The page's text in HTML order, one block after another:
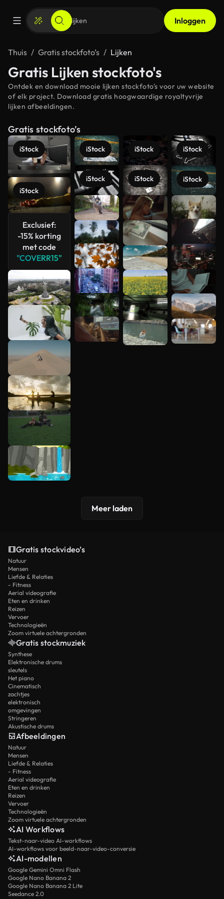
Inloggen
Thuis Gratis stockfoto’s Lijken
Gratis Lijken stockfoto's
Ontdek en download mooie lijken stockfoto's voor uw website
of elk project. Download gratis hoogwaardige royaltyvrije
lijken afbeeldingen.
Gratis stockfoto’s
iStock
iStock
Exclusief:
-15% korting
met code
"COVERR15"
iStock
iStock
iStock
iStock
iStock
iStock
Meer
bekijken
Meer laden
Gratis stockvideo’s
Natuur
Mensen
Liefde & Relaties
- Fitness
Aerial videografie
Eten en drinken
Reizen
Vervoer
Technologieën
Zoom virtuele achtergronden
Gratis stockmuziek
Synthese
Elektronische drums
sleutels
Het piano
Cinematisch
zachtjes
elektronisch
omgevingen
Stringeren
Akustische drums
Afbeeldingen
Natuur
Mensen
Liefde & Relaties
- Fitness
Aerial videografie
Eten en drinken
Reizen
Vervoer
Technologieën
Zoom virtuele achtergronden
AI Workflows
Tekst-naar-video AI-workflows
AI-workflows voor beeld-naar-video-conversie
AI-modellen
Google Gemini Omni Flash
Google Nano Banana 2
Google Nano Banana 2 Lite
Seedance 2.0